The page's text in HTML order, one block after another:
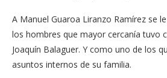
A Manuel Guaroa Liranzo Ramírez se
los hombres que mayor cercanía tuvo
Joaquín Balaguer. Y como uno de los
asuntos internos de su familia.